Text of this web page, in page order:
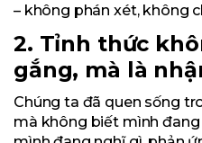
– không phán xét, không
2. Tỉnh thức
gắng, mà là
Chúng ta đã quen sống
mà không biết mình